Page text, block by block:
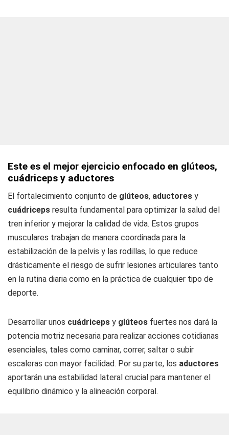
Este es el mejor ejercicio enfocado en glúteos,
cuádriceps y aductores
El fortalecimiento conjunto de glúteos, aductores y
cuádriceps resulta fundamental para optimizar la salud del
tren inferior y mejorar la calidad de vida. Estos grupos
musculares trabajan de manera coordinada para la
estabilización de la pelvis y las rodillas, lo que reduce
drásticamente el riesgo de sufrir lesiones articulares tanto
en la rutina diaria como en la práctica de cualquier tipo de
deporte.
Desarrollar unos cuádriceps y glúteos fuertes nos dará la
potencia motriz necesaria para realizar acciones cotidianas
esenciales, tales como caminar, correr, saltar o subir
escaleras con mayor facilidad. Por su parte, los aductores
aportarán una estabilidad lateral crucial para mantener el
equilibrio dinámico y la alineación corporal.